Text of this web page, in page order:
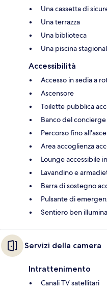
Una cassetta di
Una terrazza
Una biblioteca
Una piscina
Accessibilità
Accesso in sedia a
Ascensore
Toilette pubblica
Banco del
Percorso fino
Area accoglienza
Lounge accessibile
Lavandino e
Barra di sostegno
Pulsante di
Sentiero ben
Servizi della camera
Intrattenimento
Canali TV satellitari